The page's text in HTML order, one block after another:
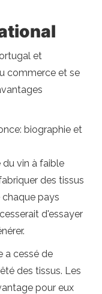
et
commerce et se
biographie et
du vin à faible
des tissus
pays
d'essayer
a cessé de
des tissus. Les
pour eux